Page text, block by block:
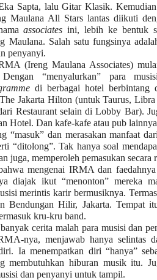
Sapta, lalu Gitar Klasik.
Maulana All Stars lantas diikuti
associates ini, lebih ke bentuk
Maulana. Salah satu fungsinya
penyanyi.
(Ireng Maulana Associates)
Dengan “menyalurkan” para
di berbagai hotel berbintang
Jakarta Hilton (untuk Taurus,
Restaurant selain di Lobby Bar).
Hotel. Dan kafe-kafe atau pub
“masuk” dan merasakan manfaat
“ditolong”. Tak hanya soal
juga, memperoleh pemasukan
mengenai IRMA dan
diajak ikut “menonton” mereka
merintis karir bermusiknya.
Bendungan Hilir, Jakarta. Tempat
kru-kru band.
cerita malah para musisi dan
nya, menjawab hanya selintas
Ia menempatkan diri “hanya”
membutuhkan hiburan musik itu.
dan penyanyi untuk tampil.